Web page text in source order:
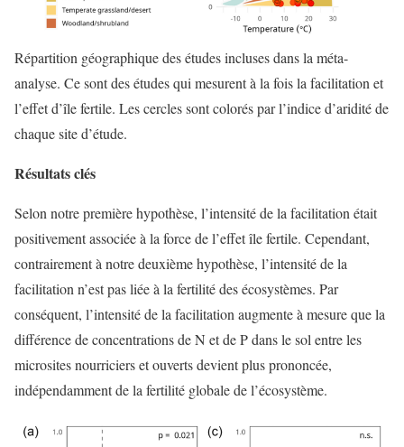
Répartition géographique des études incluses dans la méta-
analyse. Ce sont des études qui mesurent à la fois la facilitation et
l’effet d’île fertile. Les cercles sont colorés par l’indice d’aridité de
chaque site d’étude.
Résultats clés
Selon notre première hypothèse, l’intensité de la facilitation était
positivement associée à la force de l’effet île fertile. Cependant,
contrairement à notre deuxième hypothèse, l’intensité de la
facilitation n’est pas liée à la fertilité des écosystèmes. Par
conséquent, l’intensité de la facilitation augmente à mesure que la
différence de concentrations de N et de P dans le sol entre les
microsites nourriciers et ouverts devient plus prononcée,
indépendamment de la fertilité globale de l’écosystème.